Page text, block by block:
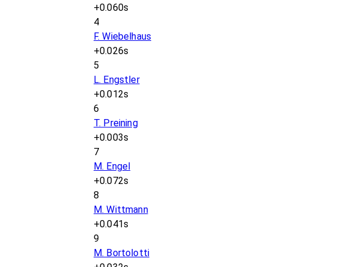
+0.060s
4
F. Wiebelhaus
+0.026s
5
L. Engstler
+0.012s
6
T. Preining
+0.003s
7
M. Engel
+0.072s
8
M. Wittmann
+0.041s
9
M. Bortolotti